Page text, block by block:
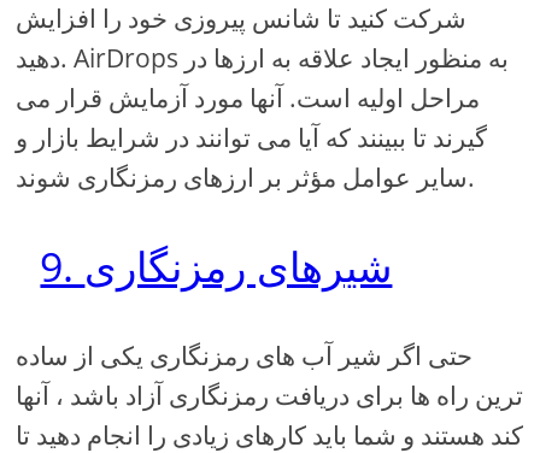
شرکت کنید تا شانس پیروزی خود را افزایش
دهید. AirDrops به منظور ایجاد علاقه به ارزها در
مراحل اولیه است. آنها مورد آزمایش قرار می
گیرند تا ببینند که آیا می توانند در شرایط بازار و
سایر عوامل مؤثر بر ارزهای رمزنگاری شوند.
9. شیرهای رمزنگاری
حتی اگر شیر آب های رمزنگاری یکی از ساده
ترین راه ها برای دریافت رمزنگاری آزاد باشد ، آنها
کند هستند و شما باید کارهای زیادی را انجام دهید تا